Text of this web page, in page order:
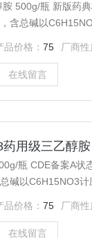
500g/瓶 新版药
含总碱以
品价格： 75 厂商性
在线留言
用级三乙醇
瓶 CDE备案A状
碱以C6H15NO3
品价格： 75 厂商性
在线留言